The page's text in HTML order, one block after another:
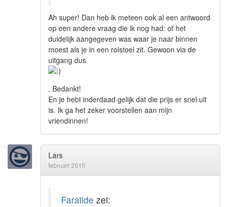
Ah super! Dan heb ik meteen ook al een antwoord
op een andere vraag die ik nog had: of het
duidelijk aangegeven was waar je naar binnen
moest als je in een rolstoel zit. Gewoon via de
uitgang dus
. Bedankt!
En je hebt inderdaad gelijk dat die prijs er snel uit
is. Ik ga het zeker voorstellen aan mijn
vriendinnen!
Lars
februari 2015
Farailde zei: